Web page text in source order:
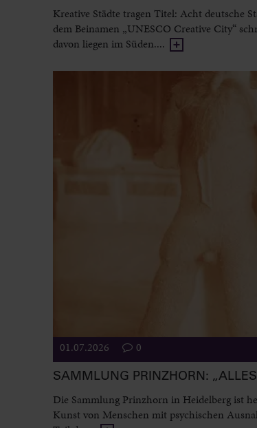
Kreative Städte tragen Titel: Acht deutsche
dem Beinamen „UNESCO Creative City“
davon liegen im Süden....
01.07.2026 0
SAMMLUNG PRINZHORN:
Die Sammlung Prinzhorn in Heidelberg ist
Kunst von Menschen mit psychischen